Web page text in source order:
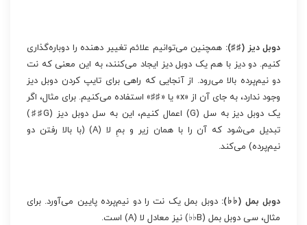
دوبل دیز (♯♯): همچنین می‌توانیم علائم تغییر دهنده را دوباره‌گذاری
کنیم. دو دیز با هم یک دوبل دیز ایجاد می‌کنند، به این معنی که نت
دو نیم‌پرده بالا می‌رود. از آنجایی که راهی برای تایپ کردن دوبل دیز
وجود ندارد، به جای آن از «x» یا «♯♯» استفاده می‌کنیم. برای مثال، اگر
یک دوبل دیز به سل (G) اعمال کنیم، این به سل دوبل دیز (G♯♯)
تبدیل می‌شود که آن را با همان زیر و بمِ لا (A) (با بالا رفتن دو
نیم‌پرده) می‌کند.
دوبل بمل (♭♭):دوبل بمل یک نت را دو نیم‌پرده پایین می‌آورد. برای
مثال، سی دوبل بمل (B♭♭) نیز معادل لا (A) است.